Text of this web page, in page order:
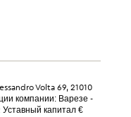
Volta 69, 21010
компании: Варезе -
капитал €